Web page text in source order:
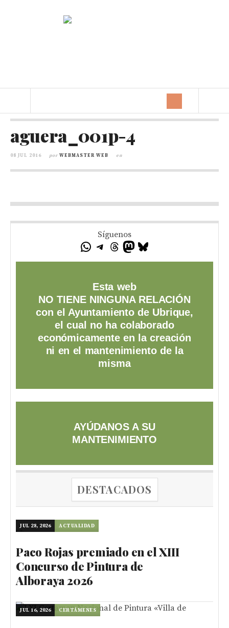
aguera_001p-4
08 JUL 2016 por WEBMASTER WEB en
Síguenos
Esta web
NO TIENE NINGUNA RELACIÓN
con el Ayuntamiento de Ubrique,
el cual no ha colaborado
económicamente en la creación
ni en el mantenimiento de la
misma
AYÚDANOS A SU
MANTENIMIENTO
DESTACADOS
JUL 28, 2026 ACTUALIDAD
Paco Rojas premiado en el XIII
Concurso de Pintura de
Alboraya 2026
JUL 16, 2026 CERTÁMENES